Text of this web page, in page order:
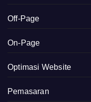
Off-Page
On-Page
Optimasi Website
Pemasaran